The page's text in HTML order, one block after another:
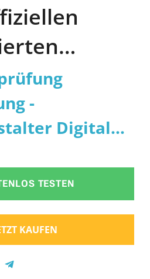
-
Print
2026?
-
Digital
TESTEN
KAUFEN